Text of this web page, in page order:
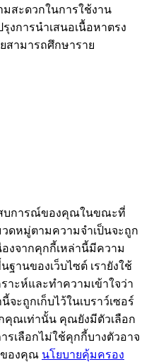
มสะดวกในการใช้งาน
งการนำเสนอเนื้อหาตรง
สามารถศึกษาราย
สบการณ์ของคุณในขณะที่
ดหมู่ตามความจำเป็นจะถูก
องจากคุกกี้เหล่านี้มีความ
านของเว็บไซต์ เรายังใช้
าะห์และทำความเข้าใจว่า
ะถูกเก็บไว้ในเบราว์เซอร์
คุณเท่านั้น คุณยังมีตัวเลือก
รเลือกไม่ใช้คุกกี้บางตัวอาจ
ของคุณ นโยบายคุ้มครอง